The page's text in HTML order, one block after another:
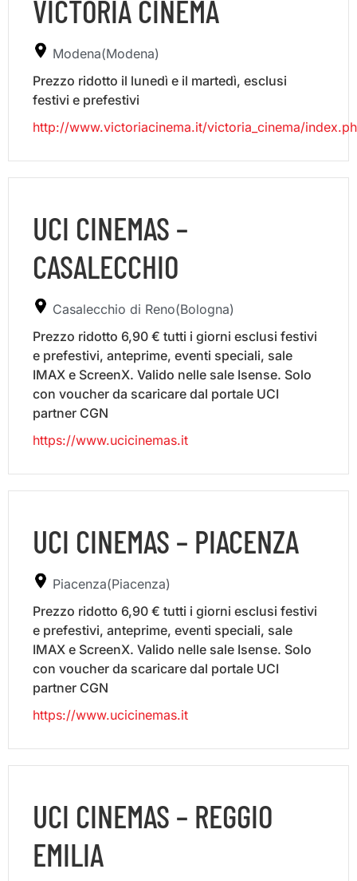
VICTORIA CINEMA
Modena(Modena)
Prezzo ridotto il lunedì e il martedì, esclusi
festivi e prefestivi
http://www.victoriacinema.it/victoria_cinema/
UCI CINEMAS –
CASALECCHIO
Casalecchio di Reno(Bologna)
Prezzo ridotto 6,90 € tutti i giorni esclusi festivi
e prefestivi, anteprime, eventi speciali, sale
IMAX e ScreenX. Valido nelle sale Isense. Solo
con voucher da scaricare dal portale UCI
partner CGN
https://www.ucicinemas.it
UCI CINEMAS – PIACENZA
Piacenza(Piacenza)
Prezzo ridotto 6,90 € tutti i giorni esclusi festivi
e prefestivi, anteprime, eventi speciali, sale
IMAX e ScreenX. Valido nelle sale Isense. Solo
con voucher da scaricare dal portale UCI
partner CGN
https://www.ucicinemas.it
UCI CINEMAS – REGGIO
EMILIA